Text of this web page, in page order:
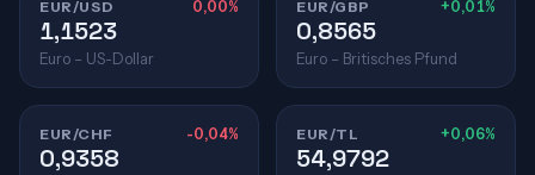
EUR/USD 0,00%
1,1523
Euro – US-Dollar
EUR/GBP +0,01%
0,8565
Euro – Britisches Pfund
EUR/CHF -0,04%
0,9358
EUR/TL +0,06%
54,9792